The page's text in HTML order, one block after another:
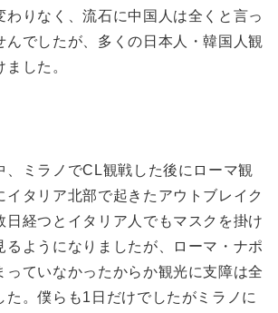
わりなく、流石に中国人は全くと言っ
んでしたが、多くの日本人・韓国人観
した。
、ミラノでCL観戦した後にローマ観
イタリア北部で起きたアウトブレイク
日経つとイタリア人でもマスクを掛け
るようになりましたが、ローマ・ナポ
っていなかったからか観光に支障は全
た。僕らも1日だけでしたがミラノに